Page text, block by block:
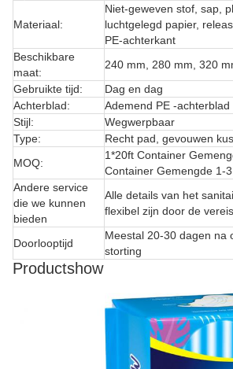
Materiaal:
Niet-geweven stof, sap,
luchtgelegd papier,
PE-achterkant
Beschikbare
maat:
240 mm, 280 mm, 320
Gebruikte tijd:
Dag en dag
Achterblad:
Ademend PE -achterblad
Stijl:
Wegwerpbaar
Type:
Recht pad, gevouwen
MOQ:
1*20ft Container
Container Gemengde 1-
Andere service
die we kunnen
bieden
Alle details van het
flexibel zijn door de
Doorlooptijd
Meestal 20-30 dagen na
storting
Productshow